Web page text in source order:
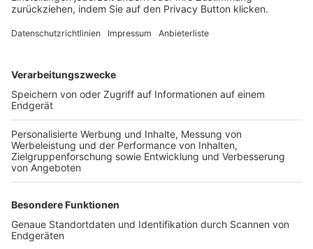
FOLGE DEM BFV
TOP-VEREINE
TOP-PARTNER